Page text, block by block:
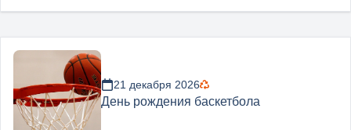
21 декабря 2026
День рождения баскетбола